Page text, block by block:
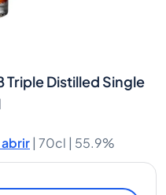
Triple Distilled Single
abrir | 70cl | 55.9%